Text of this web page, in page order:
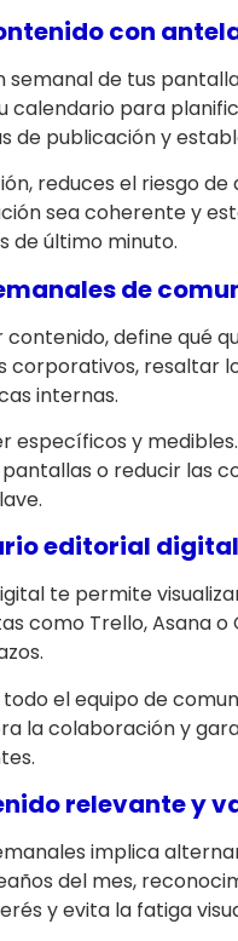
con
semanal de tus
calendario para
de publicación y
reduces el riesgo
sea coherente y
de último minuto.
de
define qué
resaltar
internas.
específicos y
o reducir las
editorial digital
te permite
como Trello, Asana
el equipo de
la colaboración y
relevante y
implica
del mes,
y evita la fatiga